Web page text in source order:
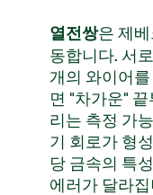
열전쌍은 제
동합니다. 서
개의 와이어
면 "차가운"
리는 측정 가
기 회로가 형
당 금속의 특
에러가 달라집